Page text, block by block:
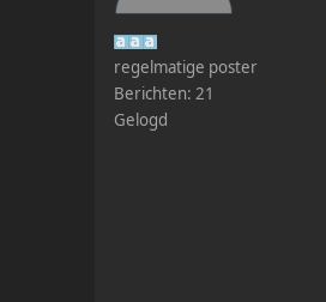
regelmatige poster
Berichten: 21
Gelogd